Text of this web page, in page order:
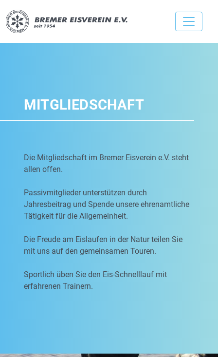
MITGLIEDSCHAFT
Die Mitgliedschaft im Bremer Eisverein e.V. steht
allen offen.
Passivmitglieder unterstützen durch
Jahresbeitrag und Spende unsere ehrenamtliche
Tätigkeit für die Allgemeinheit.
Die Freude am Eislaufen in der Natur teilen Sie
mit uns auf den gemeinsamen Touren.
Sportlich üben Sie den Eis-Schnelllauf mit
erfahrenen Trainern.